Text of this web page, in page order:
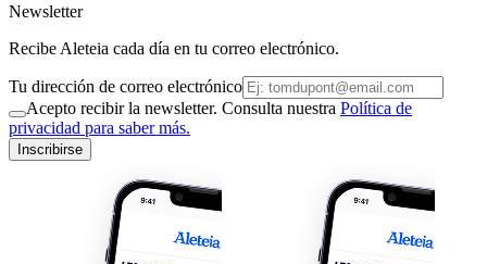
Newsletter
Recibe Aleteia cada día en tu correo electrónico.
Tu dirección de correo electrónico
Acepto recibir la newsletter. Consulta nuestra Política de
privacidad para saber más.
Inscribirse